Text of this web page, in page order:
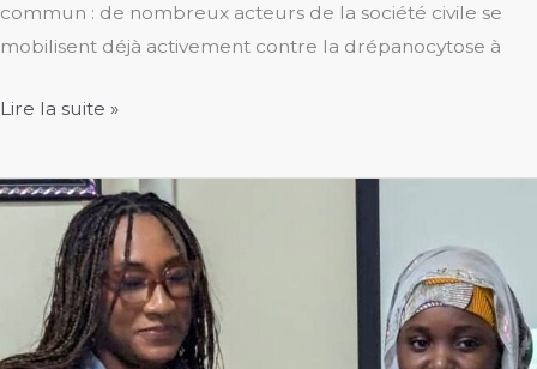
commun : de nombreux acteurs de la société civile se
mobilisent déjà activement contre la drépanocytose à
Unir
énergies
pour
renforcer
lutte
contre
Lire la suite »